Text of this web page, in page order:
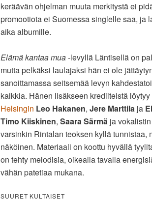
keräävän ohjelman muuta merkitystä ei
promootiota ei Suomessa singlelle saa, ja
aika albumille.
Elämä kantaa mua-levyllä Läntisellä on
mutta pelkäksi laulajaksi hän ei ole
sanoittamassa seitsemää levyn
kaikkia. Hänen lisäkseen krediiteistä löytyy
Helsingin Leo Hakanen, Jere Marttila ja
Timo Kiiskinen, Saara Särmä ja
varsinkin Rintalan teoksen kyllä
näköinen. Materiaali on koottu hyvällä
on tehty melodisia, oikealla tavalla
vähän patetiaa mukana.
SUURET KULTAISET